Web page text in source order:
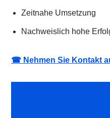
Zeitnahe Umsetzung
Nachweislich hohe
☎ Nehmen Sie Kontakt